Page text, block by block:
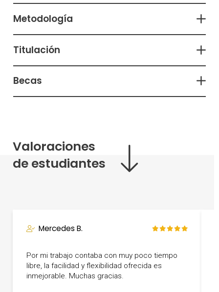
Metodología
Titulación
Becas
Valoraciones
de estudiantes
Mercedes B.
Por mi trabajo contaba con muy poco tiempo
libre, la facilidad y flexibilidad ofrecida es
inmejorable. Muchas gracias.